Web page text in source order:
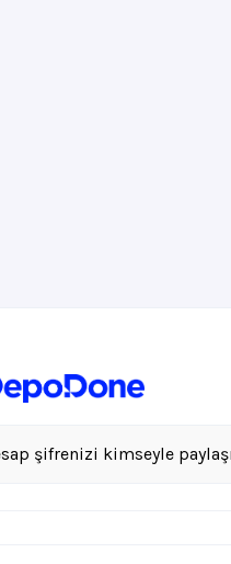
şifrenizi kimseyle